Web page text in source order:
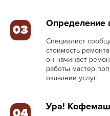
03 Определение
Специалист
стоимость
он начинает
работы мастер
оказании услуг.
Ура!